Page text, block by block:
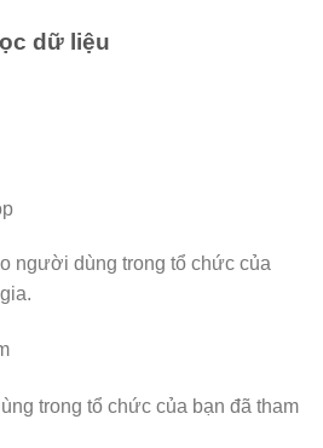
dữ liệu
người dùng trong tổ chức của
trong tổ chức của bạn đã tham